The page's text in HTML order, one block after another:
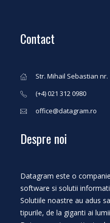
Contact
Str. Mihail Sebastian nr.
(+4) 021 312 0980
office@datagram.ro
Despre noi
Datagram este o
software si solutii
Solutiile noastre au adus
tipurile, de la giganti ai